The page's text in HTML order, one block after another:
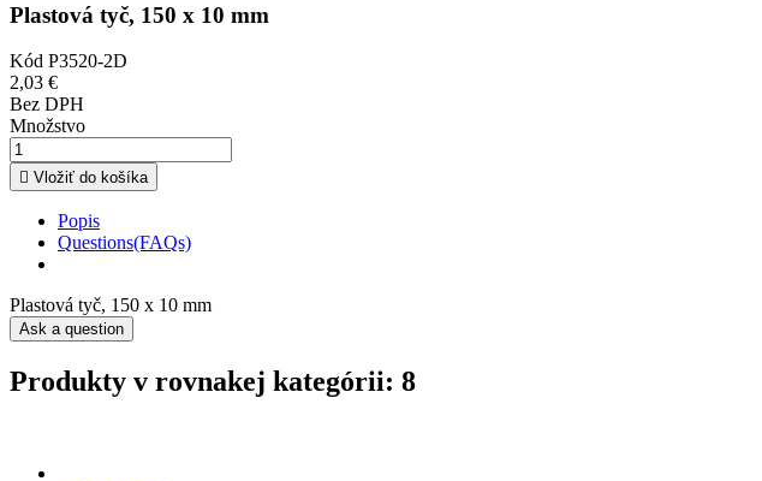
Plastová tyč, 150 x 10 mm
Kód P3520-2D
2,03 €
Bez DPH
Množstvo
 Vložiť do košíka
Popis
Questions(FAQs)
Plastová tyč, 150 x 10 mm
Ask a question
Produkty v rovnakej kategórii: 8